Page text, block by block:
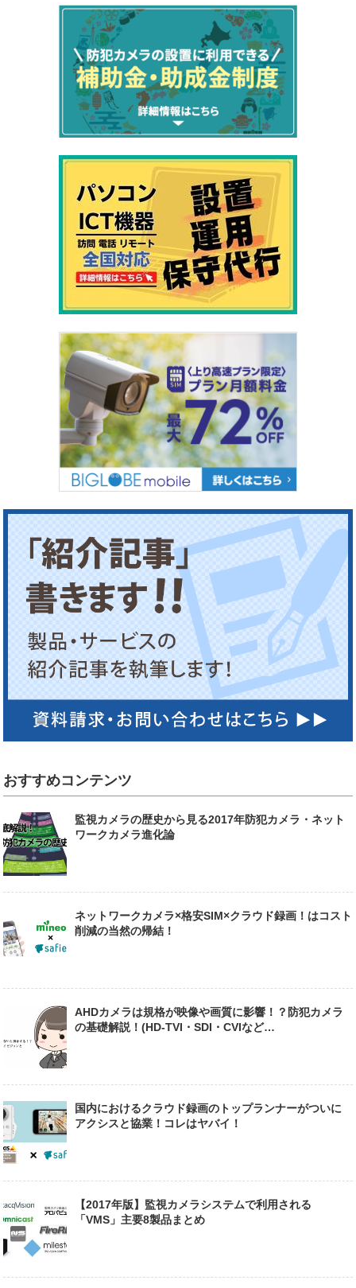
おすすめコンテンツ
監視カメラの歴史から見る2017年防犯カメラ・ネット
ワークカメラ進化論
ネットワークカメラ×格安SIM×クラウド録画！はコスト
削減の当然の帰結！
AHDカメラは規格が映像や画質に影響！？防犯カメラ
の基礎解説！(HD-TVI・SDI・CVIなど…
国内におけるクラウド録画のトップランナーがついに
アクシスと協業！コレはヤバイ！
【2017年版】監視カメラシステムで利用される
「VMS」主要8製品まとめ